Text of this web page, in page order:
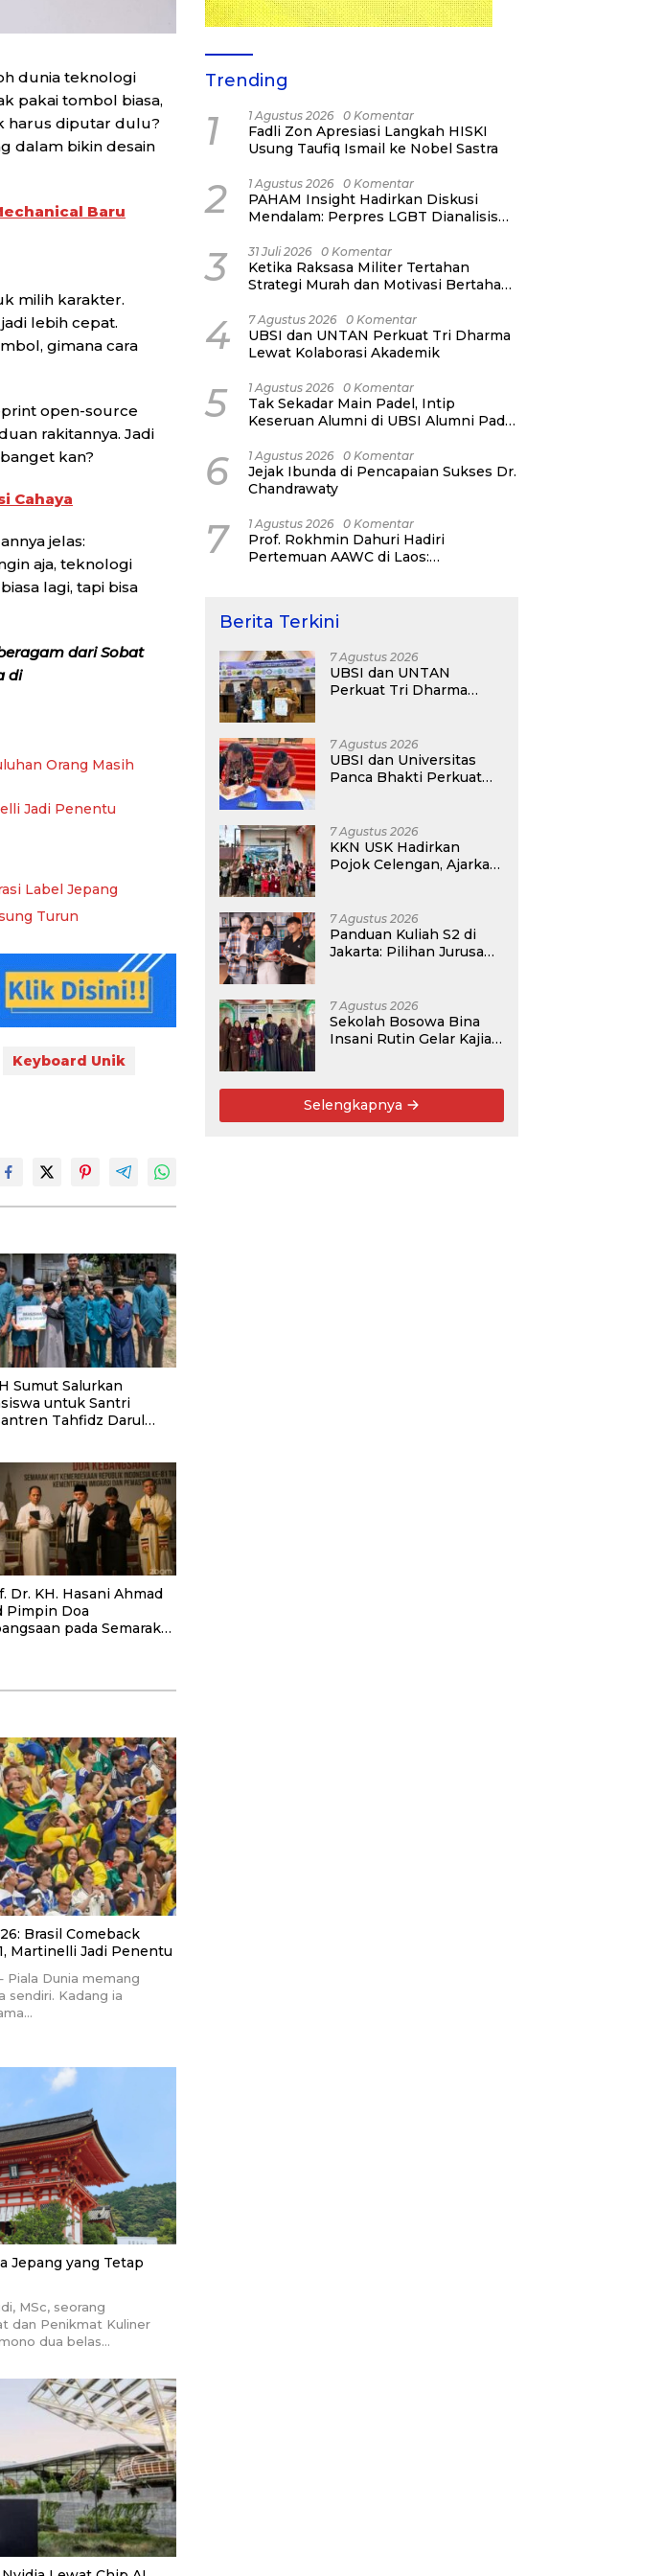
dunia teknologi
pakai tombol biasa,
harus diputar dulu?
dalam bikin desain
Baru
milih karakter.
lebih cepat.
gimana cara
open-source
rakitannya. Jadi
kan?
Cahaya
jelas:
aja, teknologi
lagi, tapi bisa
dari Sobat
di
Orang Masih
Jadi Penentu
Label Jepang
Turun
Keyboard Unik
Sumut Salurkan
untuk Santri
Tahfidz Darul
Dr. KH. Hasani Ahmad
Pimpin Doa
pada Semarak
Brasil Comeback
Martinelli Jadi Penentu
Piala Dunia memang
sendiri. Kadang ia
Jepang yang Tetap
MSc, seorang
dan Penikmat Kuliner
dua belas…
Trending
1 1 Agustus 2026 0 Komentar
Fadli Zon Apresiasi Langkah HISKI
Usung Taufiq Ismail ke Nobel Sastra
2 1 Agustus 2026 0 Komentar
PAHAM Insight Hadirkan Diskusi
Mendalam: Perpres LGBT Dianalisis
Bukan Ancaman Individual
3 31 Juli 2026 0 Komentar
Ketika Raksasa Militer Tertahan
Strategi Murah dan Motivasi Bertahan
4 7 Agustus 2026 0 Komentar
UBSI dan UNTAN Perkuat Tri Dharma
Lewat Kolaborasi Akademik
5 1 Agustus 2026 0 Komentar
Tak Sekadar Main Padel, Intip
Keseruan Alumni di UBSI Alumni Padel
6 1 Agustus 2026 0 Komentar
Jejak Ibunda di Pencapaian Sukses Dr.
Chandrawaty
7 1 Agustus 2026 0 Komentar
Prof. Rokhmin Dahuri Hadiri
Pertemuan AAWC di Laos:
Berita Terkini
7 Agustus 2026
UBSI dan UNTAN
Perkuat Tri Dharma
7 Agustus 2026
UBSI dan Universitas
Panca Bhakti Perkuat
7 Agustus 2026
KKN USK Hadirkan
Pojok Celengan, Ajarkan
7 Agustus 2026
Panduan Kuliah S2 di
Jakarta: Pilihan Jurusan,
7 Agustus 2026
Sekolah Bosowa Bina
Insani Rutin Gelar Kajian
Umum
Selengkapnya